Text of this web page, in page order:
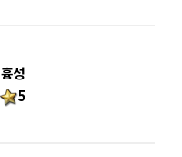
흉성
5